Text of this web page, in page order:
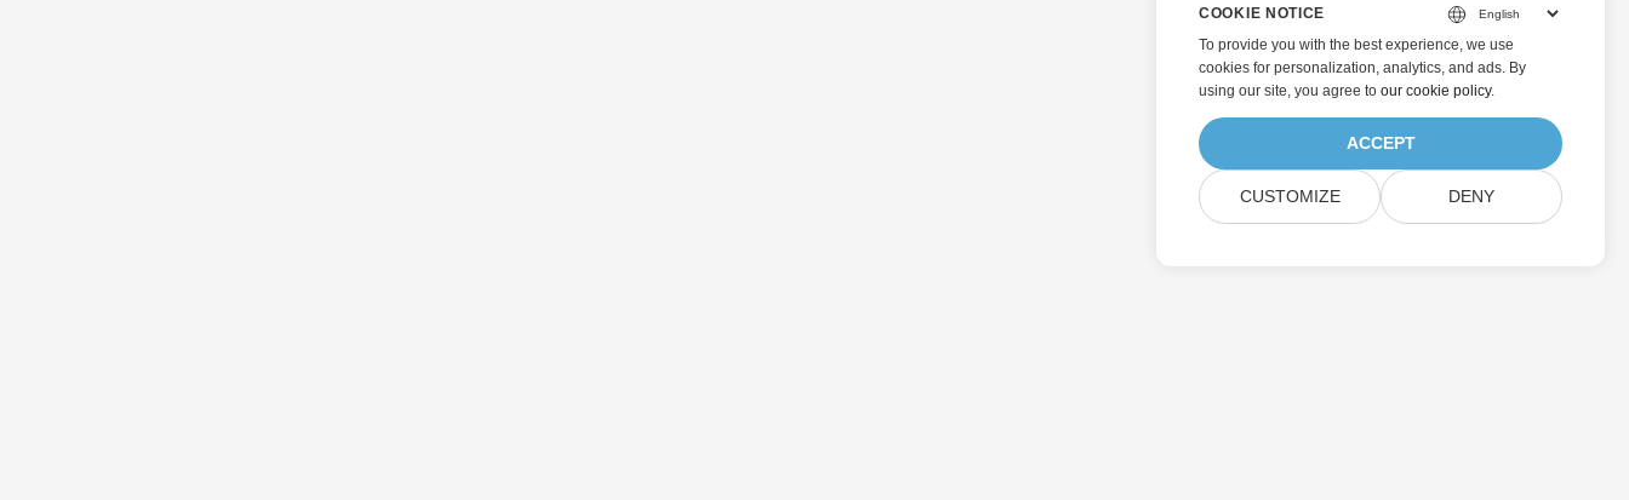
COOKIE NOTICE
To provide you with the best experience, we use
cookies for personalization, analytics, and ads. By
using our site, you agree to our cookie policy.
ACCEPT
CUSTOMIZE DENY